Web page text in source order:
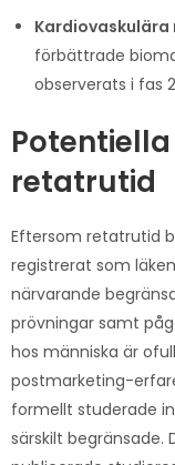
Kardiovaskulära
förbättrade
observerats i fas
retatrutid
Eftersom retatrutid
registrerat som
närvarande
prövningar samt
hos människa är
postmarketing-
formellt studerade
särskilt begränsade.